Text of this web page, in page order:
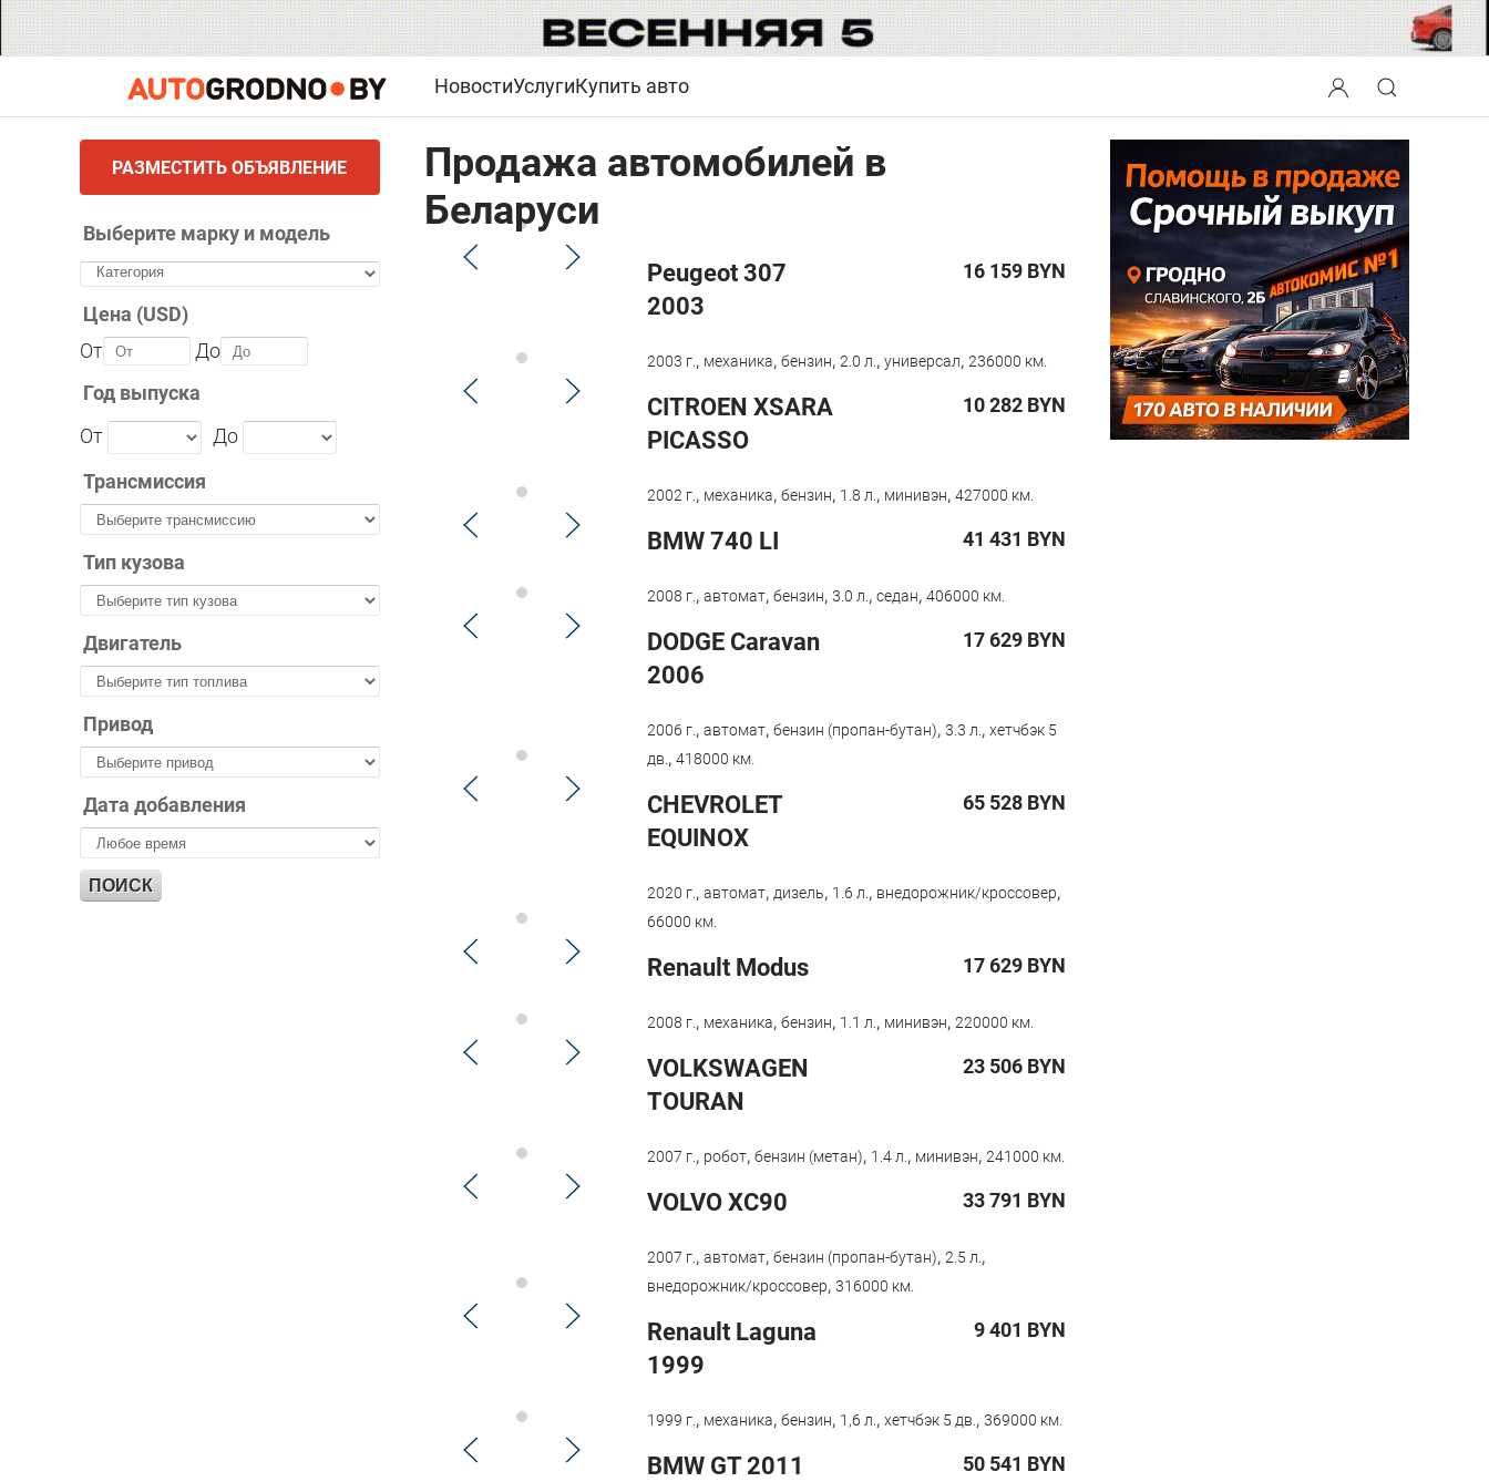
НовостиУслугиКупить авто
РАЗМЕСТИТЬ ОБЪЯВЛЕНИЕ
Выберите марку и модель
Цена (USD)
От
До
Год выпуска
От
До
Трансмиссия
Тип кузова
Двигатель
Привод
Дата добавления
ПОИСК
Продажа автомобилей в
Беларуси
Peugeot 307
2003
16 159 BYN
2003 г., механика,бензин,2.0 л.,универсал,236000 км.
CITROEN XSARA
PICASSO
10 282 BYN
2002 г., механика,бензин, 1.8 л., минивэн,427000 км.
BMW 740 LI 41 431 BYN
2008 г.,автомат,бензин,3.0 л.,седан,406000 км.
DODGE Caravan
2006
17 629 BYN
2006 г.,автомат,бензин (пропан-бутан),3.3 л.,хетчбэк 5
дв.,418000 км.
CHEVROLET
EQUINOX
65 528 BYN
2020 г.,автомат,дизель, 1.6 л., внедорожник/кроссовер,
66000 км.
Renault Modus 17 629 BYN
2008 г., механика,бензин, 1.1 л., минивэн,220000 км.
VOLKSWAGEN
TOURAN
23 506 BYN
2007 г., робот,бензин (метан), 1.4 л., минивэн,241000 км.
VOLVO XC90 33 791 BYN
2007 г.,автомат,бензин (пропан-бутан),2.5 л.,
внедорожник/кроссовер,316000 км.
Renault Laguna
1999
9 401 BYN
1999 г., механика,бензин, 1,6 л.,хетчбэк 5 дв.,369000 км.
BMW GT 2011 50 541 BYN